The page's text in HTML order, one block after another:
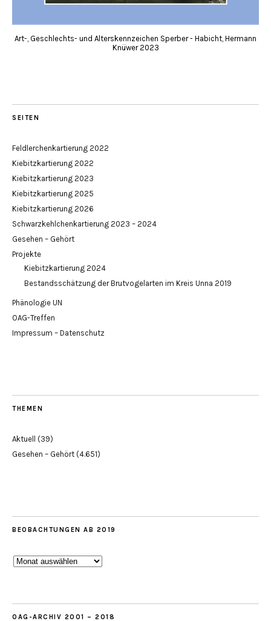
Art-, Geschlechts- und Alterskennzeichen Sperber - Habicht, Hermann
Knüwer 2023
SEITEN
Feldlerchenkartierung 2022
Kiebitzkartierung 2022
Kiebitzkartierung 2023
Kiebitzkartierung 2025
Kiebitzkartierung 2026
Schwarzkehlchenkartierung 2023 – 2024
Gesehen – Gehört
Projekte
Kiebitzkartierung 2024
Bestandsschätzung der Brutvogelarten im Kreis Unna 2019
Phänologie UN
OAG-Treffen
Impressum – Datenschutz
THEMEN
Aktuell (39)
Gesehen – Gehört (4.651)
BEOBACHTUNGEN AB 2019
Beobachtungen
OAG-ARCHIV 2001 – 2018